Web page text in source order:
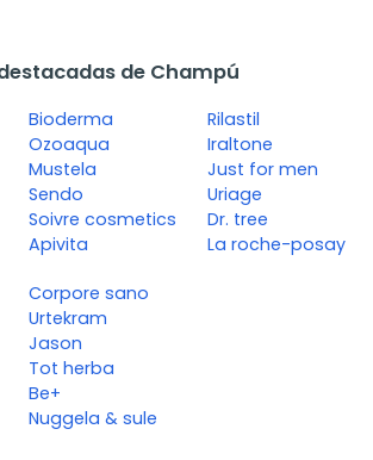
de Champú
Bioderma
Ozoaqua
Mustela
Sendo
Soivre cosmetics
Apivita
Rilastil
Iraltone
Just for men
Uriage
Dr. tree
La roche-posay
Corpore sano
Urtekram
Jason
Tot herba
Be+
Nuggela & sule